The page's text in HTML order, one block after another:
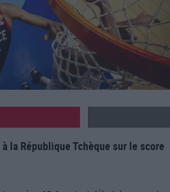
la République Tchèque sur le score